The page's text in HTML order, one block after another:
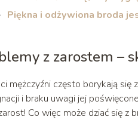
Piękna i odżywiona broda
z zarostem –
mężczyźni często borykają
i braku uwagi jej
Co więc może dziać się z